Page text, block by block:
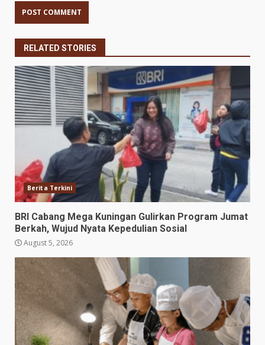
RELATED STORIES
Berita Terkini
BRI Cabang Mega Kuningan Gulirkan Program Jumat
Berkah, Wujud Nyata Kepedulian Sosial
August 5, 2026